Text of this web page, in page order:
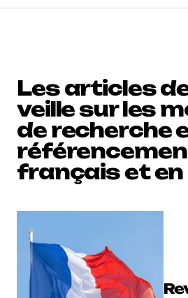
Les articles
veille sur les
de recherche
français et